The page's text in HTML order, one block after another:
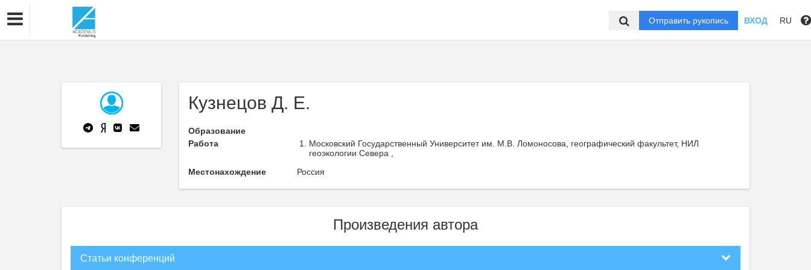
Отправить рукопись ВХОД RU
Кузнецов Д. Е.
Образование
Работа
Московский Государственный Университет им. М.В. Ломоносова, географический факультет, НИЛ
геоэкологии Севера ,
Местонахождение
Россия
Произведения автора
Статьи конференций